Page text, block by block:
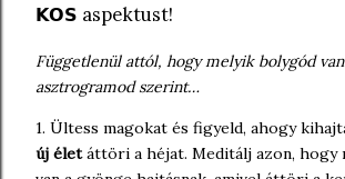
𝗞𝗢𝗦 aspektust!
Függetlenül attól, hogy melyik bolygód van
asztrogramod szerint…
1. Ültess magokat és figyeld, ahogy
új életáttöri a héjat. Meditálj azon, hogy